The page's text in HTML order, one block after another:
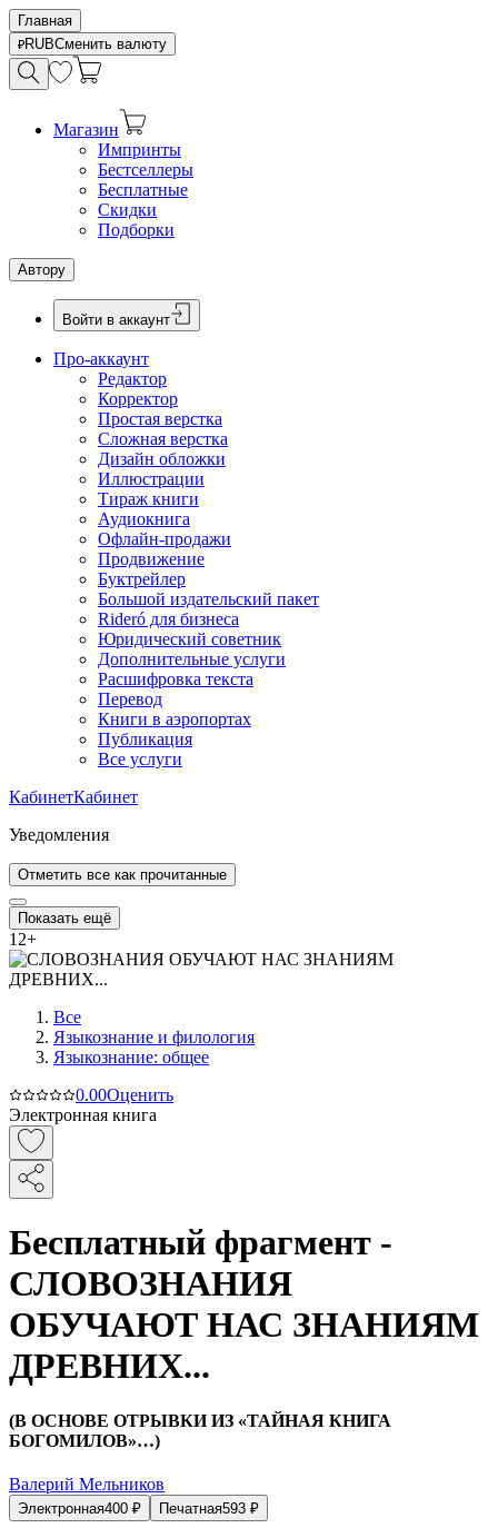
Главная
RUBСменить валюту
Магазин
Импринты
Бестселлеры
Бесплатные
Скидки
Подборки
Автору
Войти в аккаунт
Про-аккаунт
Редактор
Корректор
Простая верстка
Сложная верстка
Дизайн обложки
Иллюстрации
Тираж книги
Аудиокнига
Офлайн-продажи
Продвижение
Буктрейлер
Большой издательский пакет
Rideró для бизнеса
Юридический советник
Дополнительные услуги
Расшифровка текста
Перевод
Книги в аэропортах
Публикация
Все услуги
КабинетКабинет
Уведомления
Отметить все как прочитанные
Показать ещё
12+
Все
Языкознание и филология
Языкознание: общее
0.00Оценить
Электронная книга
Бесплатный фрагмент -
СЛОВОЗНАНИЯ
ОБУЧАЮТ НАС ЗНАНИЯМ
ДРЕВНИХ...
(В ОСНОВЕ ОТРЫВКИ ИЗ «ТАЙНАЯ КНИГА
БОГОМИЛОВ»…)
Валерий Мельников
Электронная400 ₽ Печатная593 ₽